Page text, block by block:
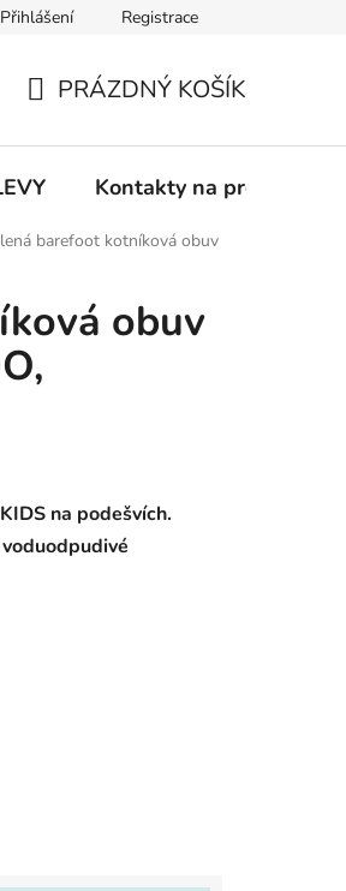
k on-line platbám Odstoupení od
Přihlášení Registrace
KOŠÍK
PRÁZDNÝ KOŠÍK
Kontakty na prodejny
barefoot kotníková obuv
obuv
na podešvích.